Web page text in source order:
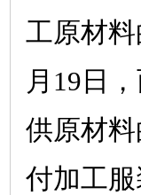
工原材
月 19 日
供原材
付加工